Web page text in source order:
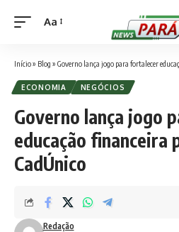
Font
Aa
Início» Blog » Governo lança jogo para fortalecer
ECONOMIA NEGÓCIOS
Governo lança jogo
educação financeira
CadÚnico
Redação